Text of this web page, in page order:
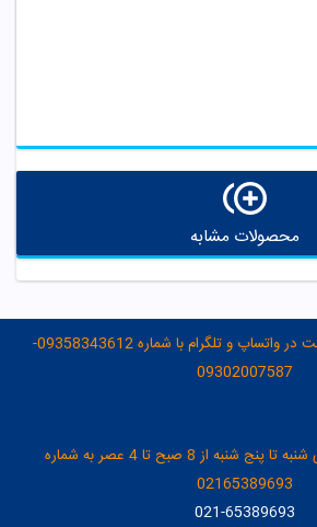
محصولات مشابه
مشاوره رایگان بصورت چت در واتساپ و تلگرام با شماره 09358343612-
09302007587
تماس تلفنی در روزهای شنبه تا پنج شنبه از 8 صبح تا 4 عصر به شماره
02165389693
021-65389693